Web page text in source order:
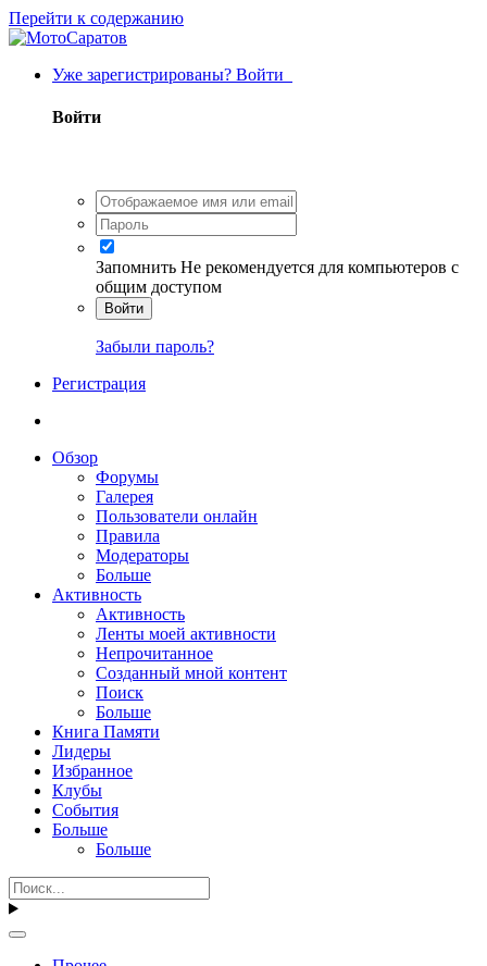
Перейти к содержанию
Уже зарегистрированы? Войти
Войти
Запомнить Не рекомендуется для компьютеров с
общим доступом
Войти
Забыли пароль?
Регистрация
Обзор
Форумы
Галерея
Пользователи онлайн
Правила
Модераторы
Больше
Активность
Активность
Ленты моей активности
Непрочитанное
Созданный мной контент
Поиск
Больше
Книга Памяти
Лидеры
Избранное
Клубы
События
Больше
Больше